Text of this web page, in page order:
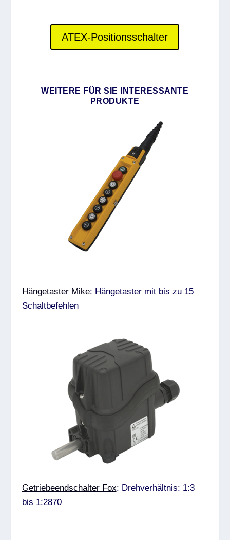
ATEX-Positionsschalter
WEITERE FÜR SIE INTERESSANTE
PRODUKTE
Hängetaster Mike: Hängetaster mit bis zu 15
Schaltbefehlen
Getriebeendschalter Fox: Drehverhältnis: 1:3
bis 1:2870